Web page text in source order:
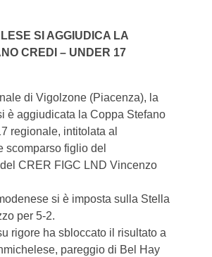
SI AGGIUDICA LA
CREDI – UNDER 17
di Vigolzone (Piacenza), la
è aggiudicata la Coppa Stefano
regionale, intitolata al
scomparso figlio del
CRER FIGC LND Vincenzo
si è imposta sulla Stella
per 5-2.
rigore ha sbloccato il risultato a
pareggio di Bel Hay